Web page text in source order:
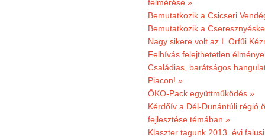
felmérése »
Bemutatkozik a Csicseri
Bemutatkozik a
Nagy sikere volt az I. Orfűi
Felhívás felejthetetlen
Családias, barátságos
Piacon! »
ÖKO-Pack együttműködés »
Kérdőív a Dél-Dunántúli régió
fejlesztése témában »
Klaszter tagunk 2013. évi